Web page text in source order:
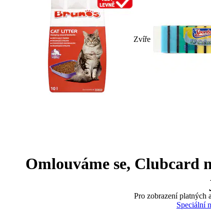
Zvíře
Omlouváme se, Clubcard
Pro zobrazení platných
Speciální